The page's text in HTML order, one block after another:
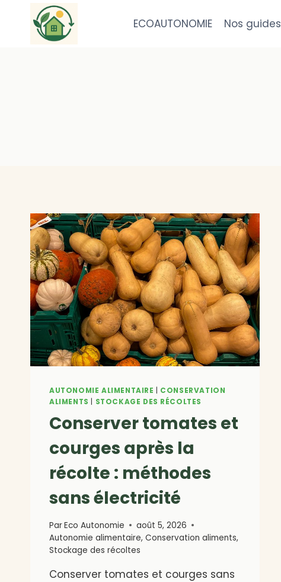
contenu
ECOAUTONOMIE Nos guides
AUTONOMIE ALIMENTAIRE
CONSERVATION
ALIMENTS
STOCKAGE DES RÉCOLTES
Conserver tomates et
courges après la
récolte : méthodes
sans électricité
ParEco Autonomie
août 5, 2026
Autonomie alimentaire, Conservation aliments,
Stockage des récoltes
Conserver tomates et courges sans